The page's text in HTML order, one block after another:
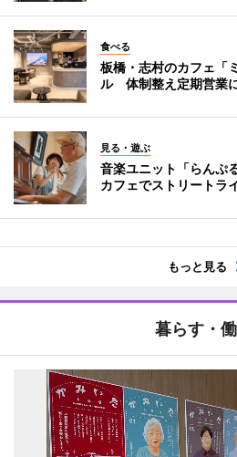
食べる
板橋・志村のカフェ「
ル 体制整え定期営業
見る・遊ぶ
音楽ユニット「らんぷ
カフェでストリートラ
もっと見る
暮らす・働